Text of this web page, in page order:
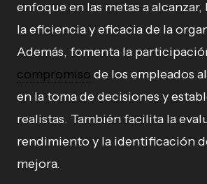
enfoque en las metas a
la eficiencia y eficacia de la
Además, fomenta la
compromiso de los empleados
en la toma de decisiones y
realistas. También facilita la
rendimiento y la identificación
mejora.